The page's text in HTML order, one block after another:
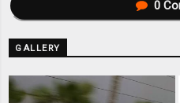
0
GALLERY